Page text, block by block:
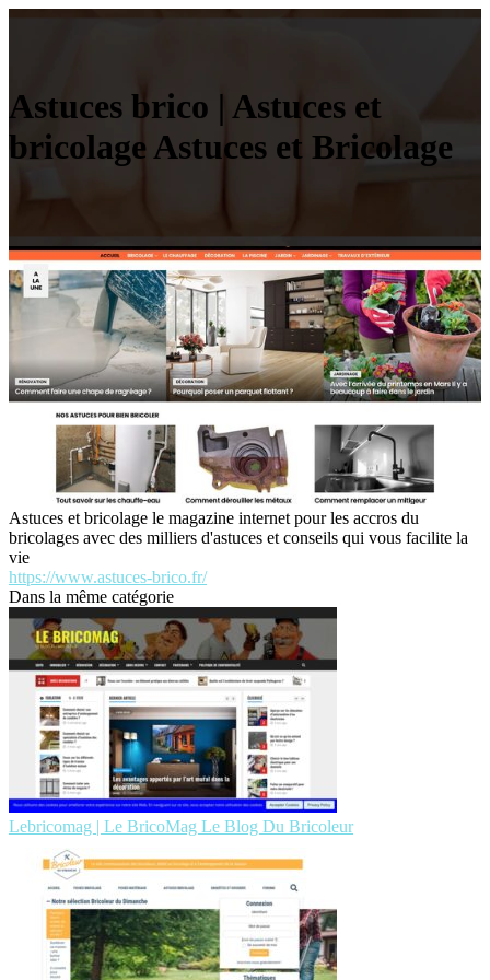
Astuces brico | Astuces et
bricolage Astuces et Bricolage
Astuces et bricolage le magazine internet pour les accros du
bricolages avec des milliers d'astuces et conseils qui vous facilite la
vie
https://www.astuces-brico.fr/
Dans la même catégorie
Lebricomag | Le BricoMag Le Blog Du Bricoleur